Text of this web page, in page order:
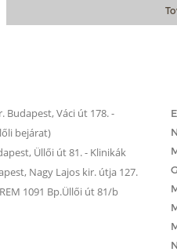
Budapest, Váci út 178. -
bejárat)
Üllői út 81. - Klinikák
Nagy Lajos kir. útja 127.
1091 Bp.Üllői út 81/b